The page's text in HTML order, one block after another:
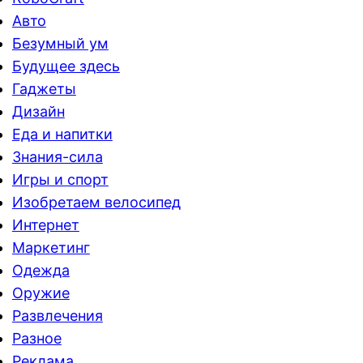
Авто
Безумный ум
Будущее здесь
Гаджеты
Дизайн
Еда и напитки
Знания-сила
Игры и спорт
Изобретаем велосипед
Интернет
Маркетинг
Одежда
Оружие
Развлечения
Разное